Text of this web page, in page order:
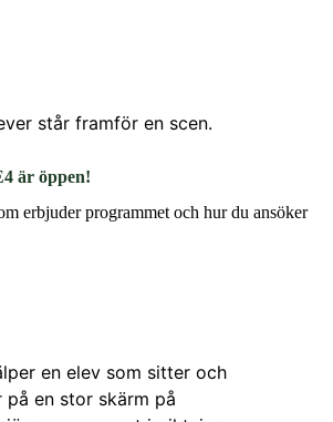
är öppen!
erbjuder programmet och hur du ansöker